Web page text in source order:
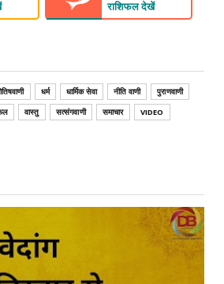
राशिफल देखें
धर्म धार्मिक सेवा नीति वाणी
पुराणवाणी
वास्तु सत्संगवाणी समाचार
VIDEO